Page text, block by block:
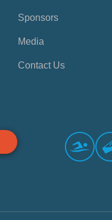
Sponsors
Media
Contact Us